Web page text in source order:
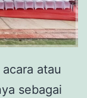
atau
sebagai